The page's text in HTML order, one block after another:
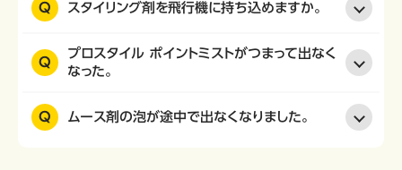
Q スタイリング剤を飛行機に持ち込めますか。
Q
プロスタイル ポイントミストがつまって出なく
なった。
Q ムース剤の泡が途中で出なくなりました。